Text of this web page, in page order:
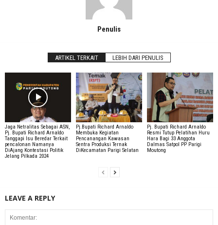
Penulis
ARTIKEL TERKAIT LEBIH DARI PENULIS
Jaga Netralitas Sebagai ASN,
Pj. Bupati Richard Arnaldo
Tanggapi Isu Beredar Terkait
pencalonan Namanya
DiAjang Kontestasi Politik
Jelang Pilkada 2024
Pj.Bupati Richard Arnaldo
Membuka Kegiatan
Pencanangan Kawasan
Sentra Produksi Ternak
DiKecamatan Parigi Selatan
Pj. Bupati Richard Arnaldo
Resmi Tutup Pelatihan Huru
Hara Bagi 33 Anggota
Dalmas Satpol PP Parigi
Moutong
LEAVE A REPLY